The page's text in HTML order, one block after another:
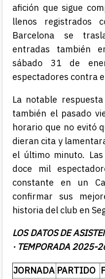
afición que sigue
llenos registrados
Barcelona se
entradas también
sábado 31 de
espectadores contra
La notable
también el pasado
horario que no evitó
dieran cita y
el último minuto.
doce mil
constante en un
confirmar sus
historia del club en
LOS DATOS DE
· TEMPORADA 2025-
JORNADA PARTIDO